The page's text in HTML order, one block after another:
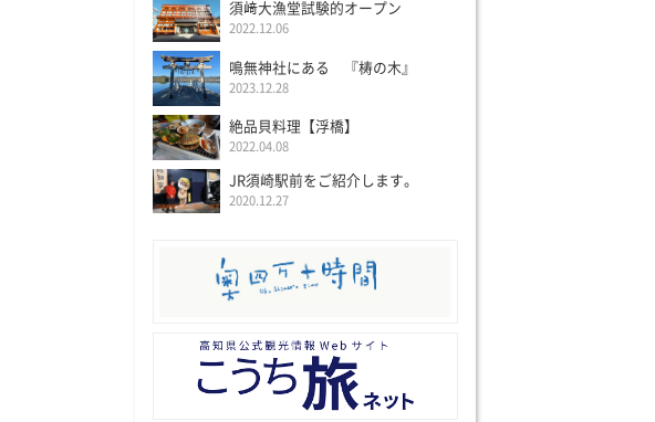
須﨑大漁堂試験的オープン
2022.12.06
鳴無神社にある 『梼の木』
2023.12.28
絶品貝料理【浮橋】
2022.04.08
JR須崎駅前をご紹介します。
2020.12.27